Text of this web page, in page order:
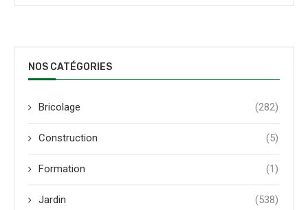
NOS CATÉGORIES
Bricolage (282)
Construction (5)
Formation (1)
Jardin (538)